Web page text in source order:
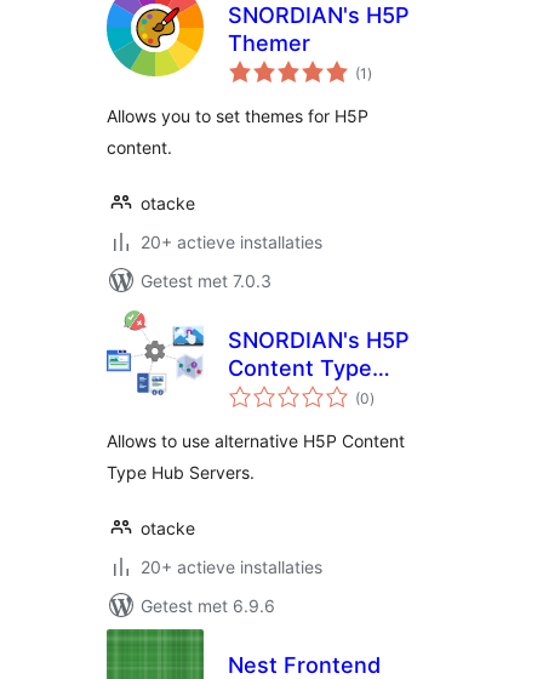
SNORDIAN's H5P
Themer
(1 totaal
waarderingen
)
Allows you to set themes for H5P
content.
otacke
20+ actieve installaties
Getest met 7.0.3
SNORDIAN's H5P
Content Type
Repository
(0totaal
waarderingen
)
Allows to use alternative H5P Content
Type Hub Servers.
otacke
20+ actieve installaties
Getest met 6.9.6
Nest Frontend